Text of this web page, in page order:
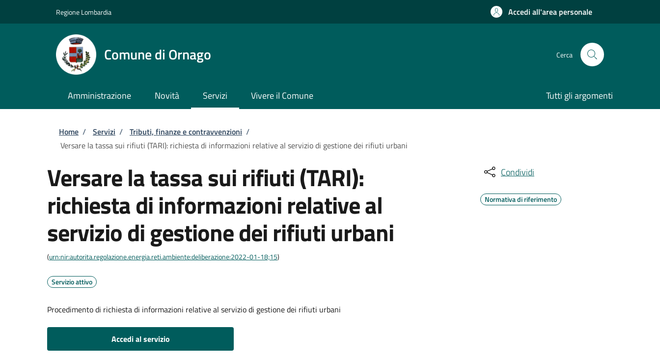
Regione Lombardia Accedi all'area personale
Comune di Ornago Cerca
Amministrazione Novità Servizi Vivere il Comune Tutti gli argomenti
Briciole di pane
Home / Servizi / Tributi, finanze e contravvenzioni /
Versare la tassa sui rifiuti (TARI): richiesta di informazioni relative al servizio di gestione dei rifiuti urbani
Versare la tassa sui rifiuti (TARI):
richiesta di informazioni relative al
servizio di gestione dei rifiuti urbani
(urn:nir:autorita.regolazione.energia.reti.ambiente:deliberazione:2022-01-18;15)
Servizio attivo
Procedimento di richiesta di informazioni relative al servizio di gestione dei rifiuti urbani
Accedi al servizio
Condividi
Normativa di riferimento